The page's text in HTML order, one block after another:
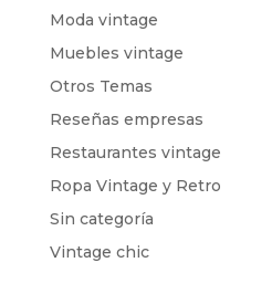
Moda vintage
Muebles vintage
Otros Temas
Reseñas empresas
Restaurantes vintage
Ropa Vintage y Retro
Sin categoría
Vintage chic